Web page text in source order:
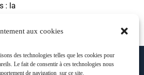
aux cookies
des technologies telles que les cookies pour
Le fait de consentir à ces technologies nous
de navigation sur ce site.
: la